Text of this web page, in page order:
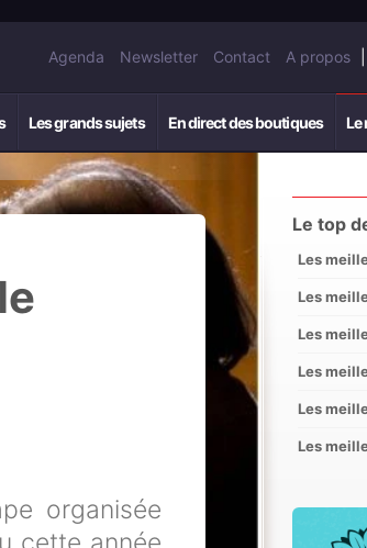
Agenda Newsletter Contact A propos
Les grands sujets En direct des boutiques Le
organisée
Le top
Les
Les
Les
Les
Les
Les